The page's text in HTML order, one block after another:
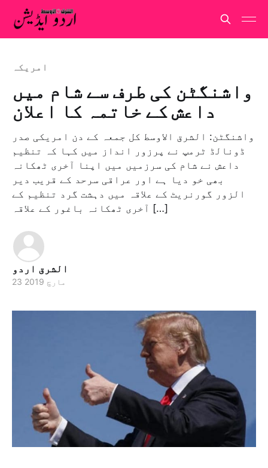
امريكہ
واشنگٹن کی طرف سے شام میں
داعش کے خاتمہ کا اعلان
واشنگٹن: الشرق الاوسط کل جمعہ کے دن امریکی صدر
ڈونالڈ ٹرمپ نے پرزور انداز میں کہا کہ تنظیم
داعش نے شام کی سرزمیں میں اپنا آخری ٹھکانہ
بھی خو دیا ہے اور عراقی سرحد کے قریب دیر
الزور گورنریٹ کے علاقہ میں دہشت گرد تنظیم کے
آخری ٹھکانہ باغور کے علاقہ […]
الشرق اردو
23 مارچ 2019